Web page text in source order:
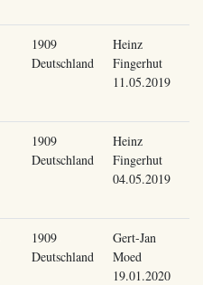
1909
Deutschland
Heinz
Fingerhut
11.05.2019
1909
Deutschland
Heinz
Fingerhut
04.05.2019
1909
Deutschland
Gert-Jan
Moed
19.01.2020